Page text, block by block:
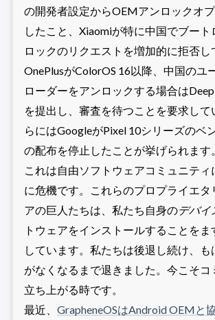
の開発者設定からOEMアンロックオ
したこと、Xiaomiが特に中国でブート
ロックのリクエストを増加的に拒否し
OnePlusがColorOS 16以降、中国のユ
ローダーをアンロックする場合は
を提出し、審査を待つことを要求して
らにはGoogleがPixel 10シリーズのベ
の配布を停止したことが挙げられます。
これは自由ソフトウェアコミュニティ
に危機です。これらのプロプライエタ
アの巨人たちは、私たち自身のデバイ
トウェアをインストールすることをま
しています。私たちは後退し続け、も
がなくなるまで退きました。今こそコ
立ち上がる時です。
最近、 GrapheneOSはAndroid OEMと